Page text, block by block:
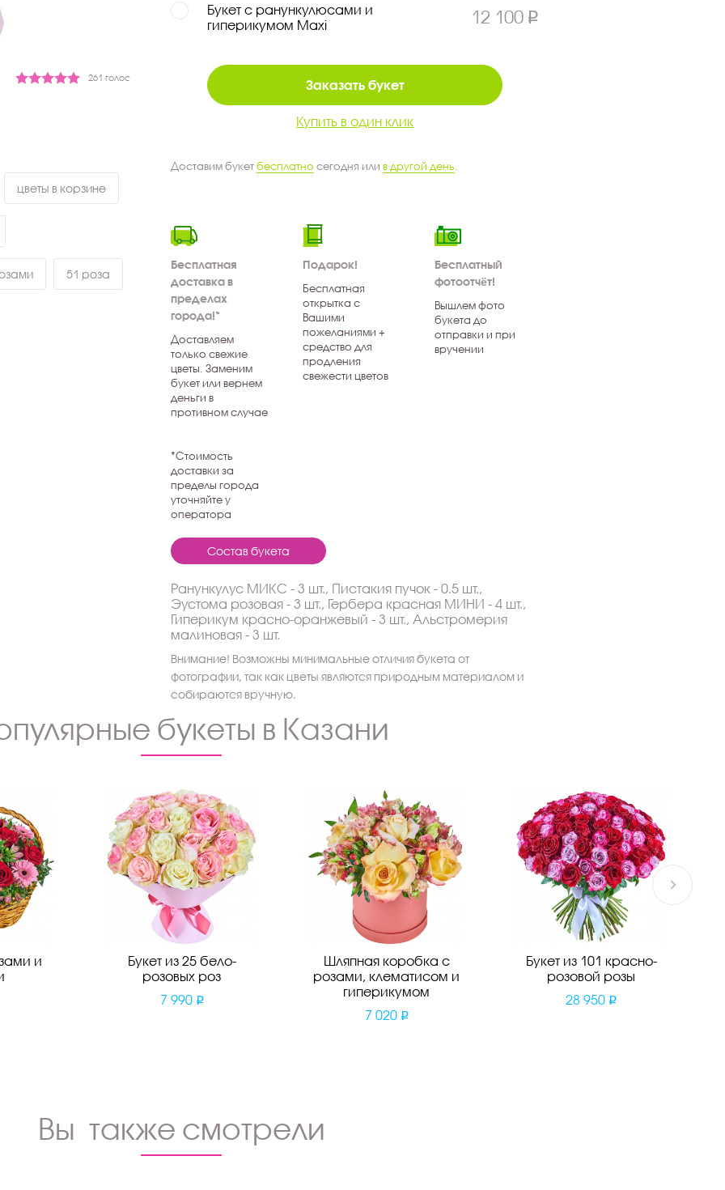
цветы в корзине
51 роза
261 голос
Букет с ранункулюсами и
гиперикумом Maxi
12 100
Заказать букет
Купить в один клик
Доставим букетбесплатно сегодня или в другой день
Бесплатная
доставка в
пределах
города!*
Доставляем
только свежие
цветы. Заменим
букет или вернем
деньги в
противном случае
*Стоимость
доставки за
пределы города
уточняйте у
оператора
Подарок!
Бесплатная
открытка с
Вашими
пожеланиями +
средство для
продления
свежести цветов
Бесплатный
фотоотчёт!
Вышлем фото
букета до
отправки и при
вручении
Состав букета
Ранункулус МИКС - 3 шт., Пистакия пучок - 0.5 шт.,
Эустома розовая - 3 шт., Гербера красная МИНИ - 4 шт.,
Гиперикум красно-оранжевый - 3 шт., Альстромерия
малиновая - 3 шт.
Внимание! Возможны минимальные отличия букета от
фотографии, так как цветы являются природным материалом и
собираются вручную.
букеты в Казани
и
Букет из 25 бело-
розовых роз
7 990
Шляпная коробка с
розами, клематисом и
гиперикумом
7 020
Букет из 101 красно-
розовой розы
28 950
Вы также смотрели